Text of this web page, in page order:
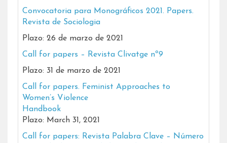
Convocatoria para Monográficos 2021. Papers.
Revista de Sociologia
Plazo: 26 de marzo de 2021
Call for papers – Revista Clivatge nº9
Plazo: 31 de marzo de 2021
Call for papers. Feminist Approaches to
Women’s Violence
Handbook
Plazo: March 31, 2021
Call for papers: Revista Palabra Clave – Número